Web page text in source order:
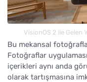
VisionOS 2 ile Gelen
Bu mekansal
Fotoğraflar
içerikleri aynı anda
olarak tartışmasına